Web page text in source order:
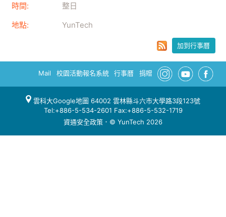
時間:
整日
地點:
YunTech
加到行事曆
Mail 校園活動報名系統 行事曆 捐贈
雲科大Google地圖 64002 雲林縣斗六市大學路3段123號
Tel:+886-5-534-2601 Fax:+886-5-532-1719
資通安全政策 ．© YunTech 2026